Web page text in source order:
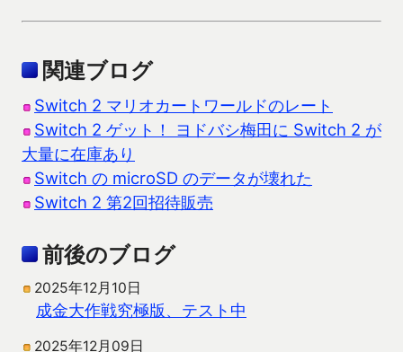
関連ブログ
Switch 2 マリオカートワールドのレート
Switch 2 ゲット！ ヨドバシ梅田に Switch 2 が
大量に在庫あり
Switch の microSD のデータが壊れた
Switch 2 第2回招待販売
前後のブログ
2025年12月10日
成金大作戦究極版、テスト中
2025年12月09日